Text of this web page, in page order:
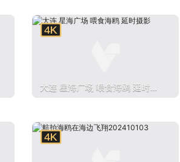
大连 星海广场 喂食海鸥 延时摄